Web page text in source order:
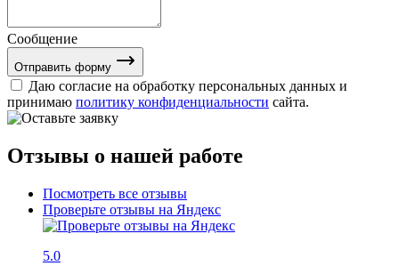
Сообщение
Отправить форму
Даю согласие на обработку персональных данных и
принимаю политику конфиденциальности сайта.
Отзывы о нашей работе
Посмотреть все отзывы
Проверьте отзывы на Яндекс
5.0